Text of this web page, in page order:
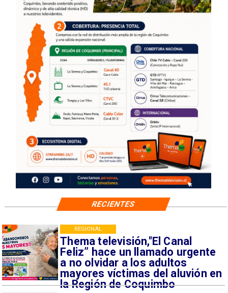
Thema televisión,"El Canal
Feliz” hace un llamado urgente
a no olvidar a los adultos
mayores víctimas del aluvión en
la Región de Coquimbo
REGIONAL
RECIENTES